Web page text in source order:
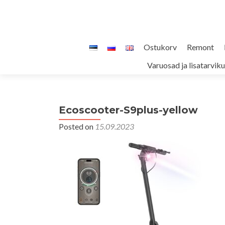
Ostukorv Remont
Varuosad ja
Ecoscooter-S9plus-yellow
Posted on 15.09.2023